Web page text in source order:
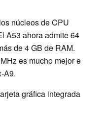
núcleos de CPU
A53 ahora admite 64
de 4 GB de RAM.
es mucho mejor e
A9.
gráfica integrada